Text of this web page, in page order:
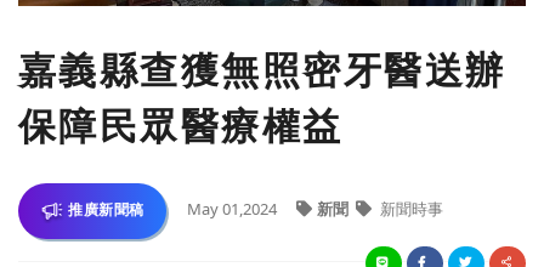
嘉義縣查獲無照密牙醫送辦
保障民眾醫療權益
推廣新聞稿 May 01,2024 新聞 新聞時事